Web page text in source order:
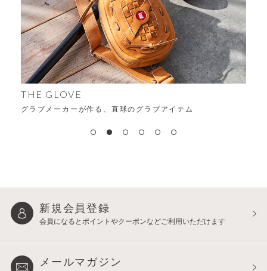
ALFA
時代を超える、変わらない“ちょうどよさ”
新規会員登録
会員になるとポイントやクーポンなどご利用いただけます
メールマガジン